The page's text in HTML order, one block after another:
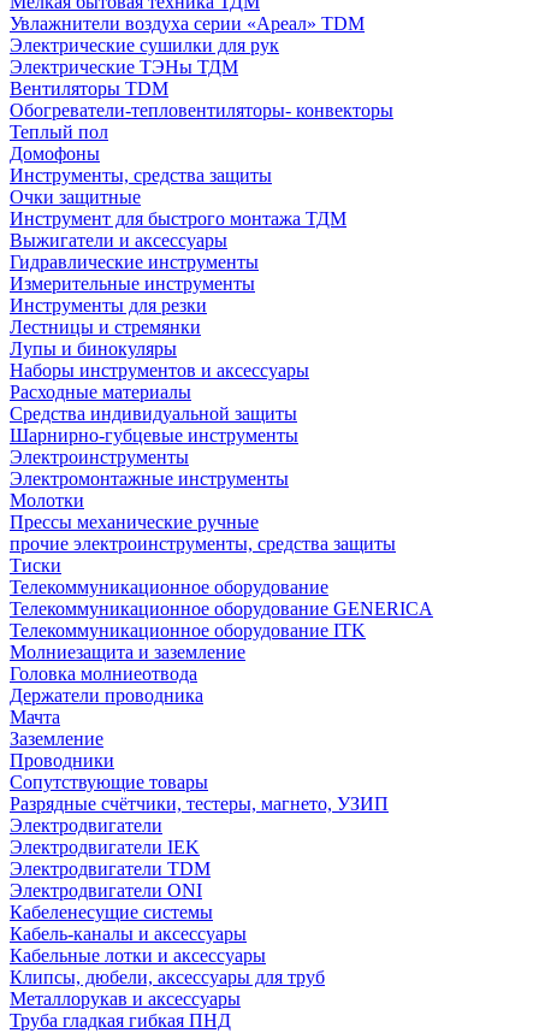
Увлажнители воздуха серии «Ареал» TDM
Электрические сушилки для рук
Электрические ТЭНы ТДМ
Вентиляторы TDM
Обогреватели-тепловентиляторы- конвекторы
Теплый пол
Домофоны
Инструменты, средства защиты
Очки защитные
Инструмент для быстрого монтажа ТДМ
Выжигатели и аксессуары
Гидравлические инструменты
Измерительные инструменты
Инструменты для резки
Лестницы и стремянки
Лупы и бинокуляры
Наборы инструментов и аксессуары
Расходные материалы
Средства индивидуальной защиты
Шарнирно-губцевые инструменты
Электроинструменты
Электромонтажные инструменты
Молотки
Прессы механические ручные
прочие электроинструменты, средства защиты
Тиски
Телекоммуникационное оборудование
Телекоммуникационное оборудование GENERICA
Телекоммуникационное оборудование ITK
Молниезащита и заземление
Головка молниеотвода
Держатели проводника
Мачта
Заземление
Проводники
Сопутствующие товары
Разрядные счётчики, тестеры, магнето, УЗИП
Электродвигатели
Электродвигатели IEK
Электродвигатели TDM
Электродвигатели ONI
Кабеленесущие системы
Кабель-каналы и аксессуары
Кабельные лотки и аксессуары
Клипсы, дюбели, аксессуары для труб
Металлорукав и аксессуары
Труба гладкая гибкая ПНД